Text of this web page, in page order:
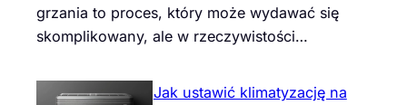
grzania to proces, który może wydawać się
skomplikowany, ale w rzeczywistości…
Jak ustawić klimatyzację na